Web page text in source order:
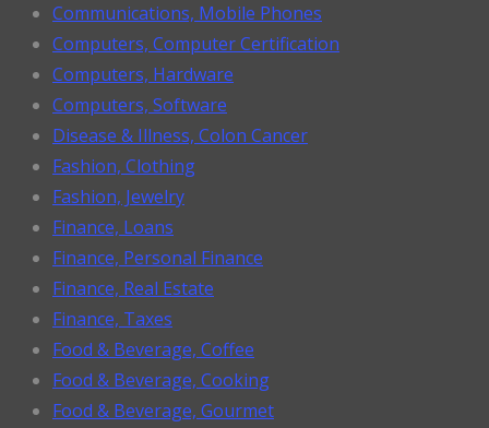
Communications, Mobile Phones
Computers, Computer Certification
Computers, Hardware
Computers, Software
Disease & Illness, Colon Cancer
Fashion, Clothing
Fashion, Jewelry
Finance, Loans
Finance, Personal Finance
Finance, Real Estate
Finance, Taxes
Food & Beverage, Coffee
Food & Beverage, Cooking
Food & Beverage, Gourmet